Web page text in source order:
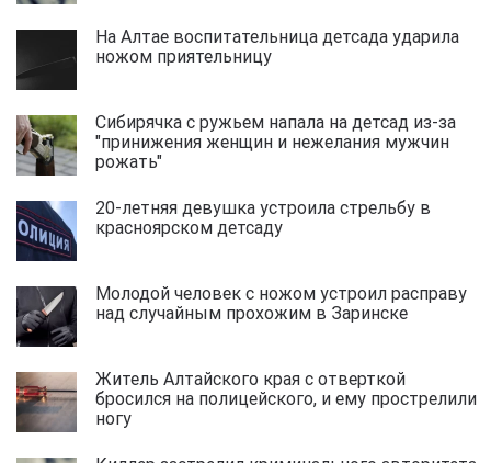
На Алтае воспитательница детсада ударила
ножом приятельницу
Сибирячка с ружьем напала на детсад из-за
"принижения женщин и нежелания мужчин
рожать"
20-летняя девушка устроила стрельбу в
красноярском детсаду
Молодой человек с ножом устроил расправу
над случайным прохожим в Заринске
Житель Алтайского края с отверткой
бросился на полицейского, и ему прострелили
ногу